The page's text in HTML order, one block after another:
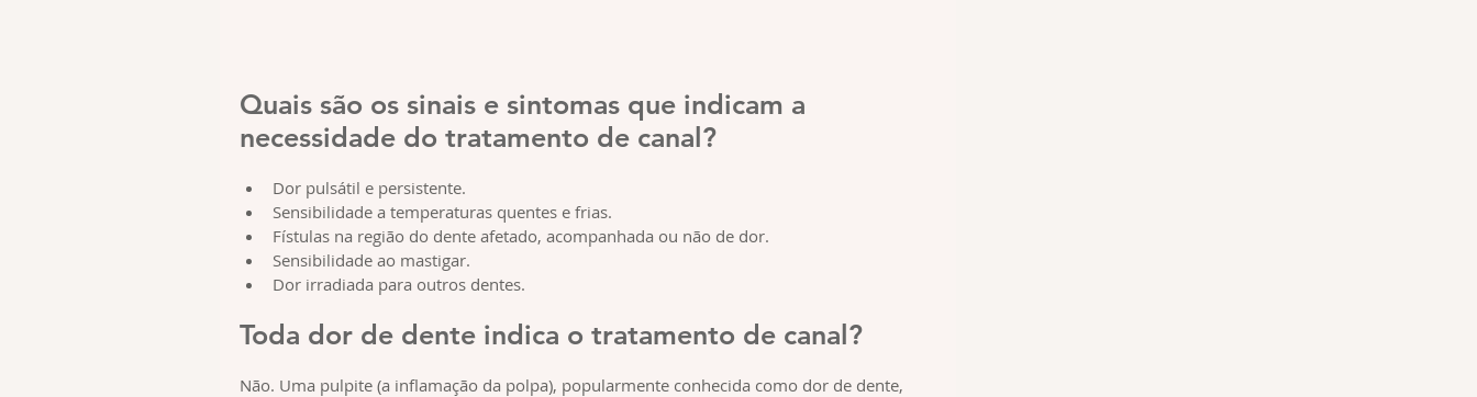
Quais são os sinais e sintomas que indicam a
necessidade do tratamento de canal?
Dor pulsátil e persistente.
Sensibilidade a temperaturas quentes e frias.
Fístulas na região do dente afetado, acompanhada ou não de dor.
Sensibilidade ao mastigar.
Dor irradiada para outros dentes.
Toda dor de dente indica o tratamento de canal?
Não. Uma pulpite (a inflamação da polpa), popularmente conhecida como dor de dente,